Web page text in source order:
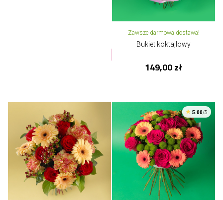
Zawsze darmowa dostawa!
Bukiet koktajlowy
149,00 zł
5.00/5